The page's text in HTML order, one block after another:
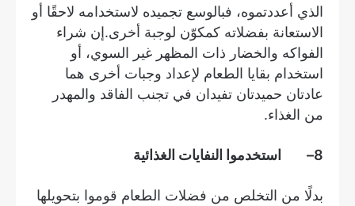
الذي أعددتموه، فبالوسع تجميده لاستخدامه لاحقًا أو
الاستعانة بفضلاته كمكوّن لوجبة أخرى.إن شراء
الفواكه والخضار ذات المظهر غير السوي، أو
استخدام بقايا الطعام لإعداد وجبات أخرى هما
عادتان حميدتان تفيدان في تجنب الفاقد والمهدر
من الغذاء.
8
– استخدموا النفايات الغذائية
بدلًا من التخلص من فضلات الطعام قوموا بتحويلها